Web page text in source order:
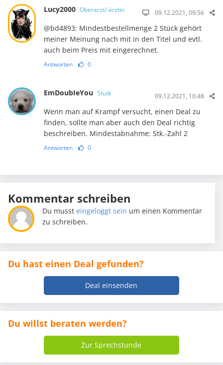
Lucy2000 Oberarzt/-ärztin 09.12.2021, 09:56
@bd4893: Mindestbestellmenge 2 Stück gehört
meiner Meinung nach mit in den Titel und evtl.
auch beim Preis mit eingerechnet.
Antworten 0
EmDoubIeYou Studi 09.12.2021, 10:48
Wenn man auf Krampf versucht, einen Deal zu
finden, sollte man aber auch den Deal richtig
beschreiben. Mindestabnahme: Stk.-Zahl 2
Antworten 0
Kommentar schreiben
Du mussteingeloggt sein um einen Kommentar
zu schreiben.
Du hast einen Deal gefunden?
Deal einsenden
Du willst beraten werden?
Zur Sprechstunde